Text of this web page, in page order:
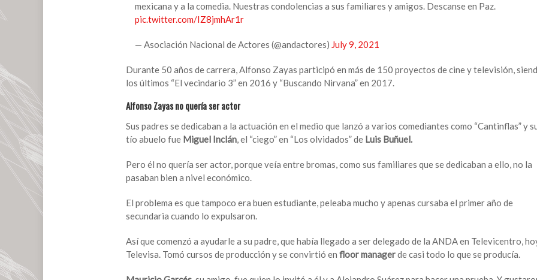
mexicana y a la comedia. Nuestras condolencias a sus familiares y amigos. Descanse en Paz.
pic.twitter.com/IZ8jmhAr1r
— Asociación Nacional de Actores (@andactores) July 9, 2021
Durante 50 años de carrera, Alfonso Zayas participó en más de 150 proyectos de cine y televisión,
los últimos “El vecindario 3” en 2016 y “Buscando Nirvana” en 2017.
Alfonso Zayas no quería ser actor
Sus padres se dedicaban a la actuación en el medio que lanzó a varios comediantes como “Cantinflas” y
tío abuelo fue Miguel Inclán, el “ciego” en “Los olvidados” de Luis Buñuel.
Pero él no quería ser actor, porque veía entre bromas, como sus familiares que se dedicaban a ello, no la
pasaban bien a nivel económico.
El problema es que tampoco era buen estudiante, peleaba mucho y apenas cursaba el primer año de
secundaria cuando lo expulsaron.
Así que comenzó a ayudarle a su padre, que había llegado a ser delegado de la ANDA en Televicentro,
Televisa. Tomó cursos de producción y se convirtió en floor managerde casi todo lo que se producía.